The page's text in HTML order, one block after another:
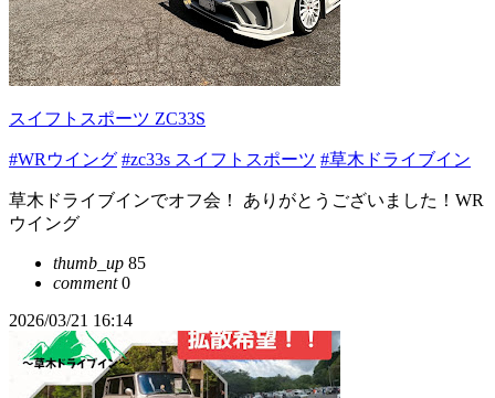
スイフトスポーツ ZC33S
#WRウイング #zc33s スイフトスポーツ #草木ドライブイン
草木ドライブインでオフ会！ ありがとうございました！WR
ウイング
thumb_up 85
comment0
2026/03/21 16:14